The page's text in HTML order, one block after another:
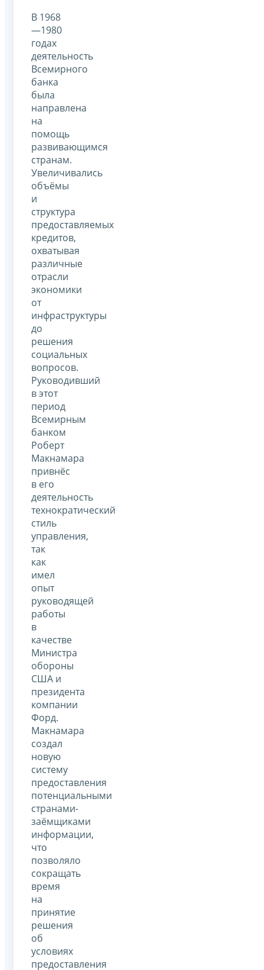
В 1968
—1980
годах
деятельность
Всемирного
банка
была
направлена
на
помощь
развивающимся
странам.
Увеличивались
объёмы
и
структура
предоставляемых
кредитов,
охватывая
различные
отрасли
экономики
от
инфраструктуры
до
решения
социальных
вопросов.
Руководивший
в этот
период
Всемирным
банком
Роберт
Макнамара
привнёс
в его
деятельность
технократический
стиль
управления,
так
как
имел
опыт
руководящей
работы
в
качестве
Министра
обороны
США и
президента
компании
Форд.
Макнамара
создал
новую
систему
предоставления
потенциальными
странами-
заёмщиками
информации,
что
позволяло
сокращать
время
на
принятие
решения
об
условиях
предоставления